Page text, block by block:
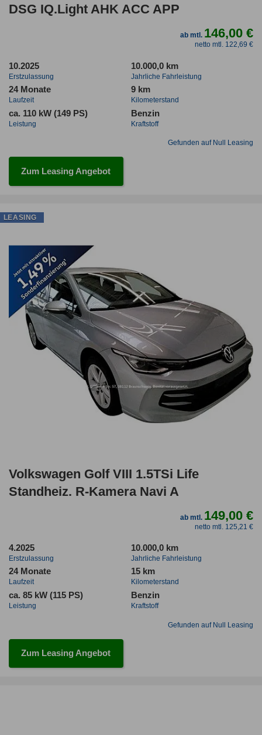
DSG IQ.Light AHK ACC APP
ab mtl. 146,00 €
netto mtl. 122,69 €
10.2025
Erstzulassung
10.000,0 km
Jahrliche Fahrleistung
24 Monate
Laufzeit
9 km
Kilometerstand
ca. 110 kW (149 PS)
Leistung
Benzin
Kraftstoff
Gefunden auf Null Leasing
Zum Leasing Angebot
Volkswagen Golf VIII 1.5TSi Life
Standheiz. R-Kamera Navi A
ab mtl. 149,00 €
netto mtl. 125,21 €
4.2025
Erstzulassung
10.000,0 km
Jahrliche Fahrleistung
24 Monate
Laufzeit
15 km
Kilometerstand
ca. 85 kW (115 PS)
Leistung
Benzin
Kraftstoff
Gefunden auf Null Leasing
Zum Leasing Angebot
LEASING